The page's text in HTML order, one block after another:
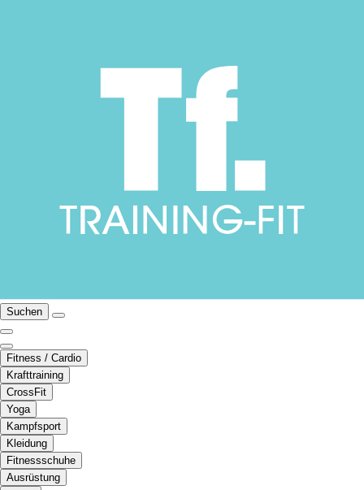
Suchen
Fitness / Cardio
Krafttraining
CrossFit
Yoga
Kampfsport
Kleidung
Fitnessschuhe
Ausrüstung